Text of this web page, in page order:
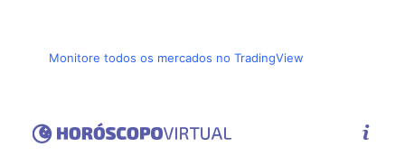
Monitore todos os mercados no TradingView